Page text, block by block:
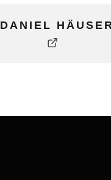
DANIEL